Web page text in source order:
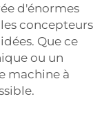
d'énormes
concepteurs
Que ce
ou un
machine à